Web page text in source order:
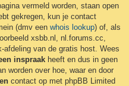
vermeld worden, staan open
gekregen, kun je contact
(dmv een whois lookup) of, als
xsbb.nl, nl.forums.cc,
afdeling van de gratis host. Wees
inspraak heeft en dus in geen
worden over hoe, waar en door
contact op met phpBB Limited